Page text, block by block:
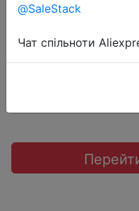
@SaleStack
Чат спільноти